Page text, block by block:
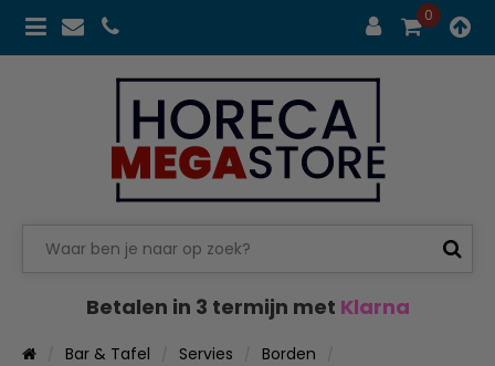
0
Betalen in 3 termijn met Klarna
Bar & Tafel Servies
Borden